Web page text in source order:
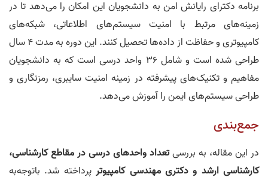
برنامه دکترای رایانش امن به دانشجویان این امکان را می‌دهد تا در
زمینه‌های مرتبط با امنیت سیستم‌های اطلاعاتی، شبکه‌های
کامپیوتری و حفاظت از داده‌ها تحصیل کنند. این دوره به مدت ۴ سال
طراحی شده است و شامل ۳۶ واحد درسی است که به دانشجویان
مفاهیم و تکنیک‌های پیشرفته در زمینه امنیت سایبری، رمزنگاری و
طراحی سیستم‌های ایمن را آموزش می‌دهد.
جمع‌بندی
در این مقاله، به بررسیتعداد واحدهای درسی در مقاطع کارشناسی،
کارشناسی ارشد و دکتری مهندسی کامپیوترپرداخته شد. باتوجه‌به